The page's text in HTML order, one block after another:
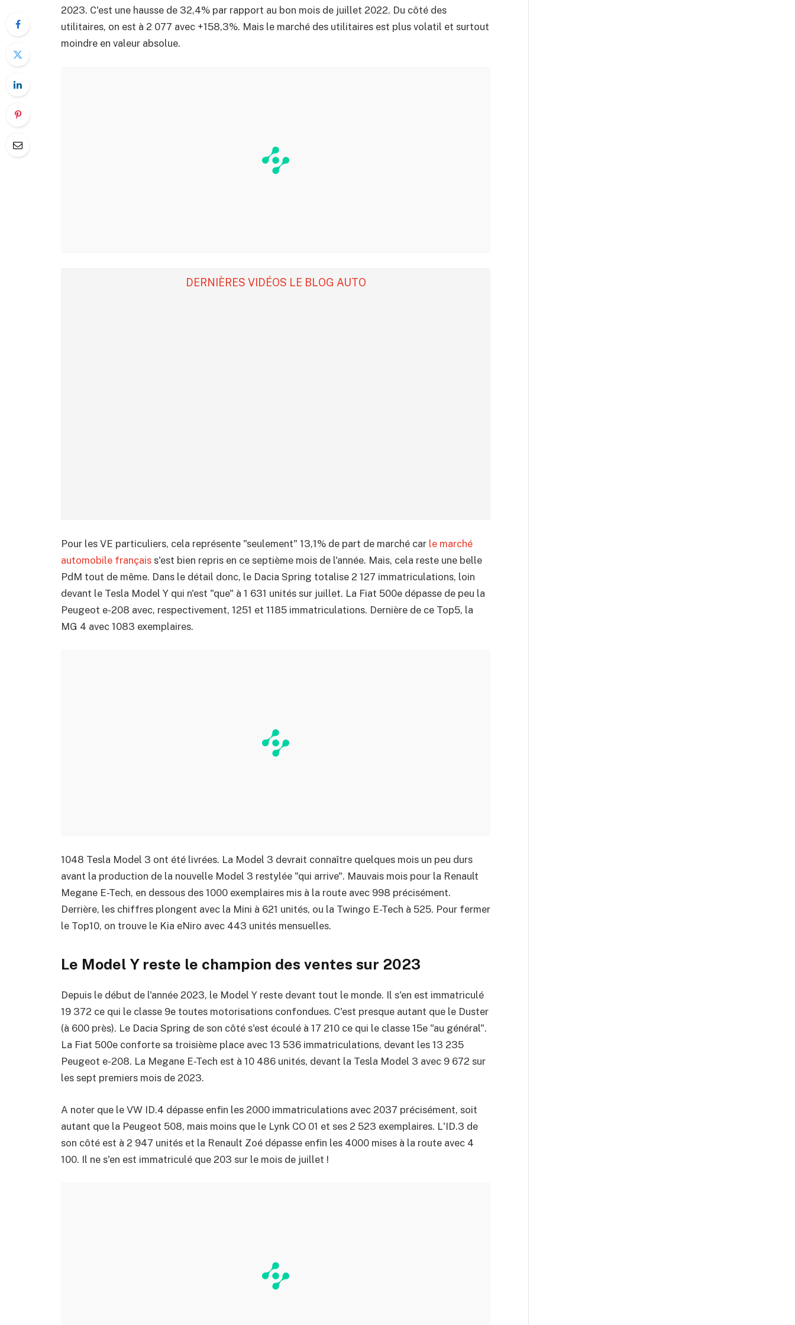
2023. C'est une hausse de 32,4% par rapport au bon mois de juillet 2022. Du côté des
utilitaires, on est à 2 077 avec +158,3%. Mais le marché des utilitaires est plus volatil et surtout
moindre en valeur absolue.
DERNIÈRES VIDÉOS LE BLOG AUTO
Pour les VE particuliers, cela représente "seulement" 13,1% de part de marché car le marché
automobile français s'est bien repris en ce septième mois de l'année. Mais, cela reste une belle
PdM tout de même. Dans le détail donc, le Dacia Spring totalise 2 127 immatriculations, loin
devant le Tesla Model Y qui n'est "que" à 1 631 unités sur juillet. La Fiat 500e dépasse de peu la
Peugeot e-208 avec, respectivement, 1251 et 1185 immatriculations. Dernière de ce Top5, la
MG 4 avec 1083 exemplaires.
1048 Tesla Model 3 ont été livrées. La Model 3 devrait connaître quelques mois un peu durs
avant la production de la nouvelle Model 3 restylée "qui arrive". Mauvais mois pour la Renault
Megane E-Tech, en dessous des 1000 exemplaires mis à la route avec 998 précisément.
Derrière, les chiffres plongent avec la Mini à 621 unités, ou la Twingo E-Tech à 525. Pour fermer
le Top10, on trouve le Kia eNiro avec 443 unités mensuelles.
Le Model Y reste le champion des ventes sur 2023
Depuis le début de l'année 2023, le Model Y reste devant tout le monde. Il s'en est immatriculé
19 372 ce qui le classe 9e toutes motorisations confondues. C'est presque autant que le Duster
(à 600 près). Le Dacia Spring de son côté s'est écoulé à 17 210 ce qui le classe 15e "au général".
La Fiat 500e conforte sa troisième place avec 13 536 immatriculations, devant les 13 235
Peugeot e-208. La Megane E-Tech est à 10 486 unités, devant la Tesla Model 3 avec 9 672 sur
les sept premiers mois de 2023.
A noter que le VW ID.4 dépasse enfin les 2000 immatriculations avec 2037 précisément, soit
autant que la Peugeot 508, mais moins que le Lynk CO 01 et ses 2 523 exemplaires. L'ID.3 de
son côté est à 2 947 unités et la Renault Zoé dépasse enfin les 4000 mises à la route avec 4
100. Il ne s'en est immatriculé que 203 sur le mois de juillet !